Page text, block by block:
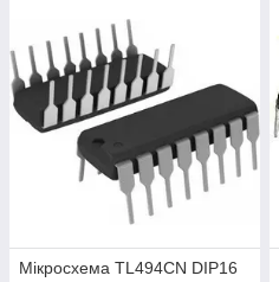
Мікросхема TL494CN DIP16